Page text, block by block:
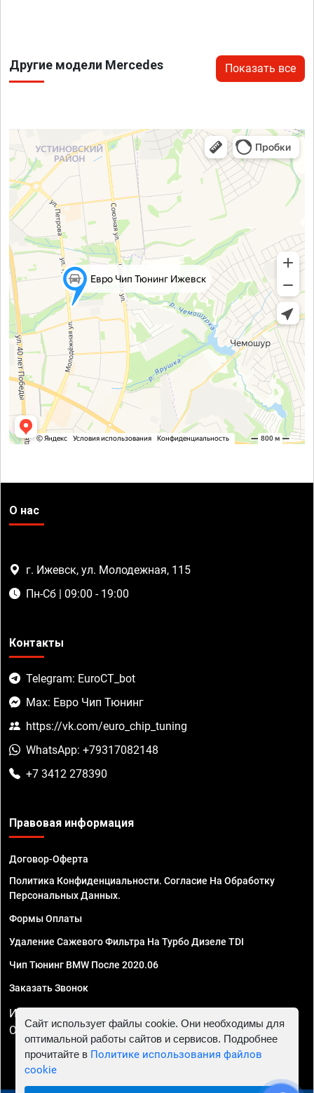
Другие модели Mercedes Показать все
О нас
г. Ижевск, ул. Молодежная, 115
Пн-Сб | 09:00 - 19:00
Контакты
Telegram: EuroCT_bot
Max: Евро Чип Тюнинг
https://vk.com/euro_chip_tuning
WhatsApp: +79317082148
+7 3412 278390
Правовая информация
Договор-Оферта
Политика Конфиденциальности. Согласие На Обработку
Персональных Данных.
Формы Оплаты
Удаление Сажевого Фильтра На Турбо Дизеле TDI
Чип Тюнинг BMW После 2020.06
Заказать Звонок
ИП Смирнов Георгий Павлович. ИНН 781302555843,
ОГРНИП 324470400032610
Сайт использует файлы cookie. Они необходимы для
оптимальной работы сайтов и сервисов. Подробнее
прочитайте в Политике использования файлов
cookie